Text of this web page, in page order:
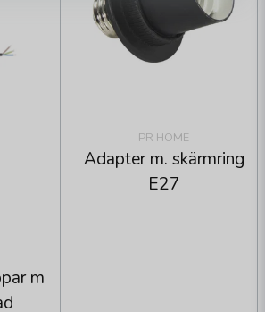
m
PR HOME
Adapter m. skärmring
E27